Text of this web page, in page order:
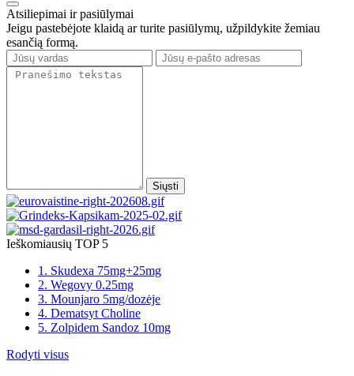
Atsiliepimai ir pasiūlymai
Jeigu pastebėjote klaidą ar turite pasiūlymų, užpildykite žemiau
esančią formą.
Siųsti
Ieškomiausių TOP 5
1. Skudexa 75mg+25mg
2. Wegovy 0.25mg
3. Mounjaro 5mg/dozėje
4. Dematsyt Choline
5. Zolpidem Sandoz 10mg
Rodyti visus